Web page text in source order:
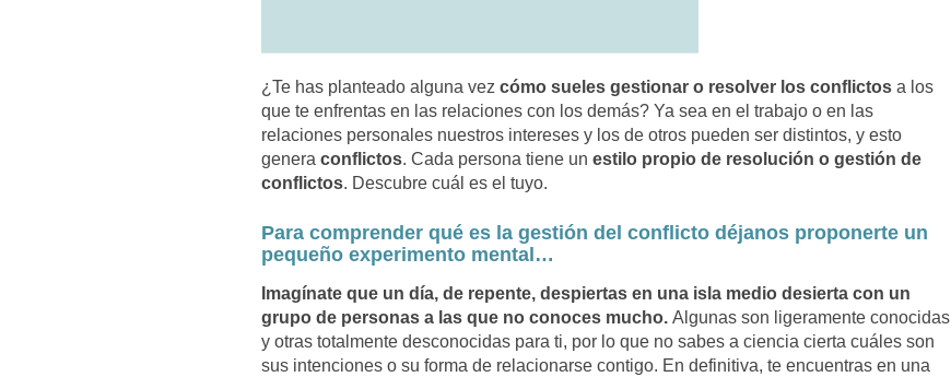
¿Te has planteado alguna vez cómo sueles gestionar o resolver los conflictos a los
que te enfrentas en las relaciones con los demás? Ya sea en el trabajo o en las
relaciones personales nuestros intereses y los de otros pueden ser distintos, y esto
genera conflictos. Cada persona tiene un estilo propio de resolución o gestión de
conflictos. Descubre cuál es el tuyo.
Para comprender qué es la gestión del conflicto déjanos proponerte un
pequeño experimento mental…
Imagínate que un día, de repente, despiertas en una isla medio desierta con un
grupo de personas a las que no conoces mucho. Algunas son ligeramente conocidas
y otras totalmente desconocidas para ti, por lo que no sabes a ciencia cierta cuáles son
sus intenciones o su forma de relacionarse contigo. En definitiva, te encuentras en una